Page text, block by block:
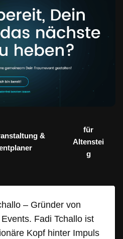
&
für
Altenstei
g
– Gründer von
Fadi Tchallo ist
Kopf hinter Impuls